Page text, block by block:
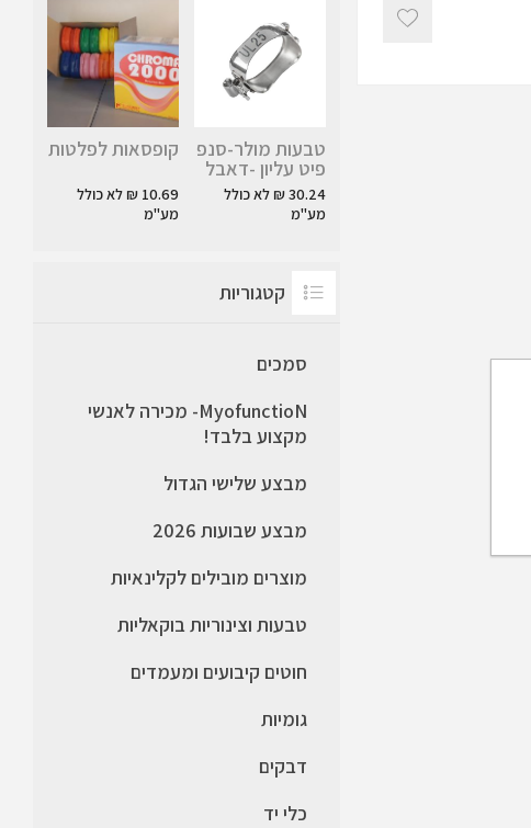
טבעות מולר-סנפ
פיט עליון -דאבל
30.24 ₪ לא כולל
מע"מ
קופסאות לפלטות
10.69 ₪ לא כולל
מע"מ
קטגוריות
סמכים
MyofunctioN- מכירה לאנשי
מקצוע בלבד!
מבצע שלישי הגדול
מבצע שבועות 2026
מוצרים מובילים לקלינאיות
טבעות וצינוריות בוקאליות
חוטים קיבועים ומעמדים
גומיות
דבקים
כלי יד